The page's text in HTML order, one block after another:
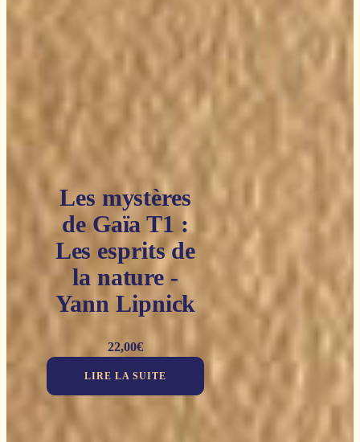
Les mystères
de Gaïa T1 :
Les esprits de
la nature -
Yann Lipnick
22,00€
LIRE LA SUITE